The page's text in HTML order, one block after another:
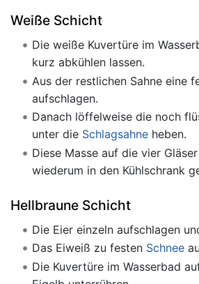
Weiße Schicht
Die weiße Kuvertüre im
kurz abkühlen lassen.
Aus der restlichen Sahne eine
aufschlagen.
Danach löffelweise die noch
unter die Schlagsahneheben.
Diese Masse auf die vier
wiederum in den Kühlschrank
Hellbraune Schicht
Die Eier einzeln aufschlagen
Das Eiweiß zu festen Schnee
Die Kuvertüre im Wasserbad